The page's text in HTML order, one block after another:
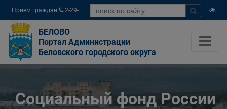
Прием граждан
2-29-
04
БЕЛОВО
Портал Администрации
Беловского городского округа
Социальный фонд России